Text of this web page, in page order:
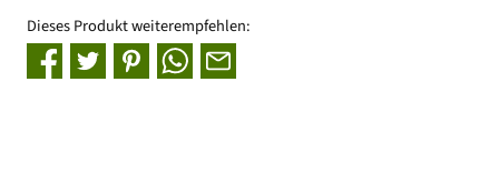
Dieses Produkt weiterempfehlen: